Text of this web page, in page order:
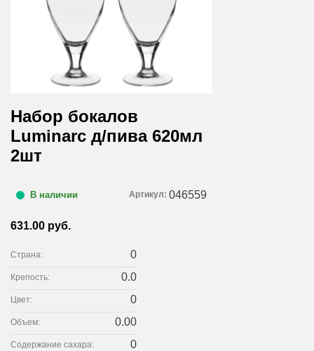
Набор бокалов
Luminarc д/пива 620мл
2шт
В наличии Артикул: 046559
631.00 руб.
Страна: 0
Крепость: 0.0
Цвет: 0
Объем: 0.00
Содержание сахара: 0